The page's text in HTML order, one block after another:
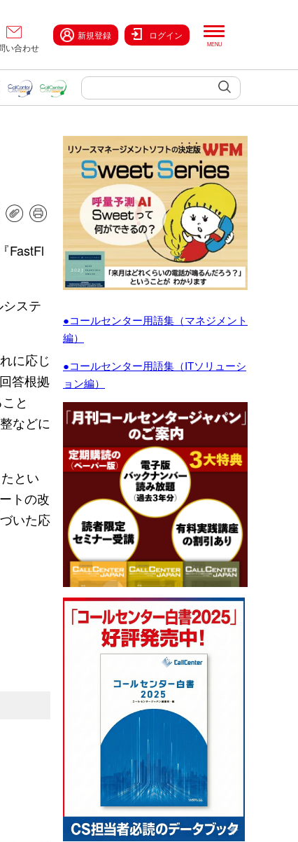
い合わせ
新規登録 ログイン
FastFl
ステ
に応じ
答根拠
と
などに
とい
トの改
いた応
●コールセンター用語集（マネジメント
編）
●コールセンター用語集（ITソリューシ
ョン編）